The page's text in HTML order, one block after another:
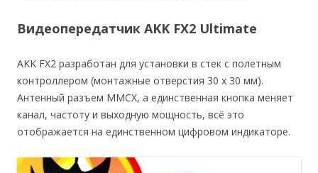
Видеопередатчик AKK FX2 Ultimate
AKK FX2 разработан для установки в стек с полетным
контроллером (монтажные отверстия 30 х 30 мм).
Антенный разъем MMCX, а единственная кнопка меняет
канал, частоту и выходную мощность, всё это
отображается на единственном цифровом индикаторе.